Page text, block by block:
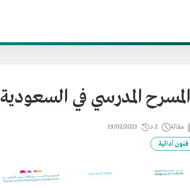
المسرح المدرسي في السعودية
مقالة 2 د 19/02/2023
فنون أدائية